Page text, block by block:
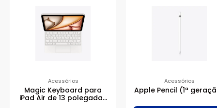
Acessórios
Magic Keyboard para
iPad Air de 13 polegadas
Acessórios
Apple Pencil (1ª